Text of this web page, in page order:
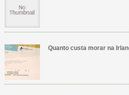
Quanto custa morar na